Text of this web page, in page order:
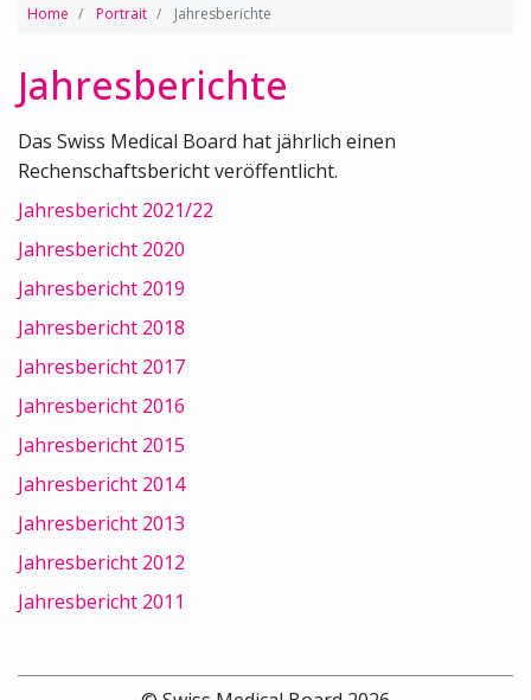
Home Portrait Jahresberichte
Jahresberichte
Das Swiss Medical Board hat jährlich einen
Rechenschaftsbericht veröffentlicht.
Jahresbericht 2021/22
Jahresbericht 2020
Jahresbericht 2019
Jahresbericht 2018
Jahresbericht 2017
Jahresbericht 2016
Jahresbericht 2015
Jahresbericht 2014
Jahresbericht 2013
Jahresbericht 2012
Jahresbericht 2011